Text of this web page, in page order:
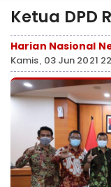
Ketua DPD
Harian Nasional
Kamis, 03 Jun 2021